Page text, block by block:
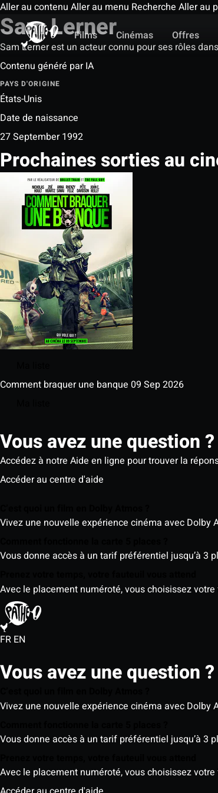
Aller au contenu Aller au menu Recherche Aller au
Films
Cinémas Offres
Sam Lerner
Sam Lerner est un acteur connu pour ses rôles
Contenu généré par IA
PAYS D'ORIGINE
États-Unis
Date de naissance
27 September 1992
Prochaines sorties au
Comment braquer une banque 09 Sep 2026
Vous avez une question ?
Accédez à notre Aide en ligne pour trouver la
Accéder au centre d'aide
Vivez une nouvelle expérience cinéma avec
Vous donne accès à un tarif préférentiel jusqu’à 3
Avec le placement numéroté, vous choisissez
FR EN
Vous avez une question ?
Vivez une nouvelle expérience cinéma avec
Vous donne accès à un tarif préférentiel jusqu’à 3
Avec le placement numéroté, vous choisissez